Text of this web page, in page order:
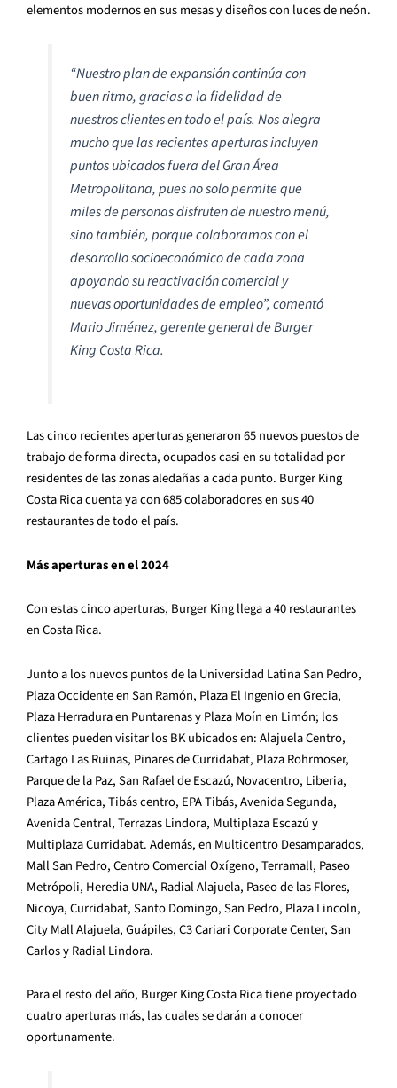
elementos modernos en sus mesas y diseños con luces de neón.
“Nuestro plan de expansión continúa con
buen ritmo, gracias a la fidelidad de
nuestros clientes en todo el país. Nos alegra
mucho que las recientes aperturas incluyen
puntos ubicados fuera del Gran Área
Metropolitana, pues no solo permite que
miles de personas disfruten de nuestro menú,
sino también, porque colaboramos con el
desarrollo socioeconómico de cada zona
apoyando su reactivación comercial y
nuevas oportunidades de empleo”, comentó
Mario Jiménez, gerente general de Burger
King Costa Rica.
Las cinco recientes aperturas generaron 65 nuevos puestos de
trabajo de forma directa, ocupados casi en su totalidad por
residentes de las zonas aledañas a cada punto. Burger King
Costa Rica cuenta ya con 685 colaboradores en sus 40
restaurantes de todo el país.
Más aperturas en el 2024
Con estas cinco aperturas, Burger King llega a 40 restaurantes
en Costa Rica.
Junto a los nuevos puntos de la Universidad Latina San Pedro,
Plaza Occidente en San Ramón, Plaza El Ingenio en Grecia,
Plaza Herradura en Puntarenas y Plaza Moín en Limón; los
clientes pueden visitar los BK ubicados en: Alajuela Centro,
Cartago Las Ruinas, Pinares de Curridabat, Plaza Rohrmoser,
Parque de la Paz, San Rafael de Escazú, Novacentro, Liberia,
Plaza América, Tibás centro, EPA Tibás, Avenida Segunda,
Avenida Central, Terrazas Lindora, Multiplaza Escazú y
Multiplaza Curridabat. Además, en Multicentro Desamparados,
Mall San Pedro, Centro Comercial Oxígeno, Terramall, Paseo
Metrópoli, Heredia UNA, Radial Alajuela, Paseo de las Flores,
Nicoya, Curridabat, Santo Domingo, San Pedro, Plaza Lincoln,
City Mall Alajuela, Guápiles, C3 Cariari Corporate Center, San
Carlos y Radial Lindora.
Para el resto del año, Burger King Costa Rica tiene proyectado
cuatro aperturas más, las cuales se darán a conocer
oportunamente.